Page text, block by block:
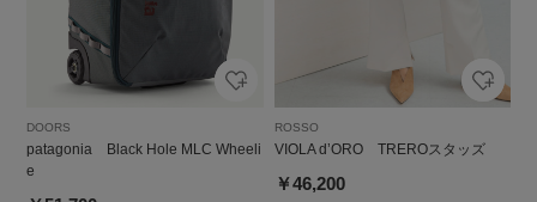
DOORS
patagonia Black Hole MLC Wheeli
e
ROSSO
VIOLA d’ORO TREROスタッズ
￥46,200